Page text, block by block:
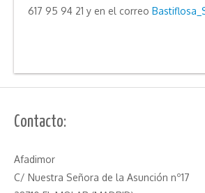
617 95 94 21 y en el correo
Contacto:
Afadimor
C/ Nuestra Señora de la Asunción nº17